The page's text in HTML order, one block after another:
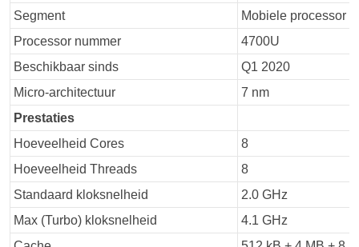
Segment
Mobiele processor
Processor nummer
4700U
Beschikbaar sinds
Q1 2020
Micro-architectuur
7 nm
Prestaties
Hoeveelheid Cores
8
Hoeveelheid Threads
8
Standaard kloksnelheid
2.0 GHz
Max (Turbo) kloksnelheid
4.1 GHz